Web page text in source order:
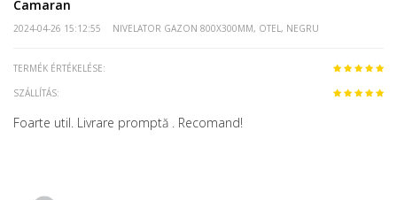
Camaran
2024-04-26 15:12:55 NIVELATOR GAZON 800X300MM, OTEL, NEGRU
TERMÉK ÉRTÉKELÉSE:
SZÁLLÍTÁS:
Foarte util. Livrare promptă . Recomand!